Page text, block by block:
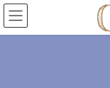
コ
ン
テ
ナ
ビ
ゲ